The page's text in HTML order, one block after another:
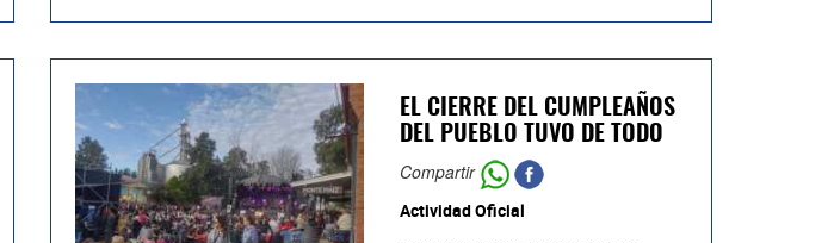
EL CIERRE DEL CUMPLEAÑOS
DEL PUEBLO TUVO DE TODO
Compartir
Actividad Oficial